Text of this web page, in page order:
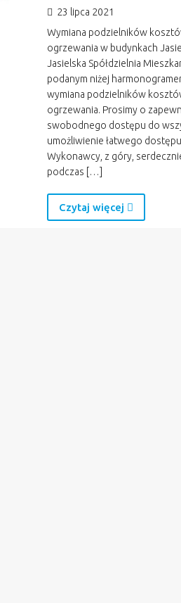
23 lipca 2021
Wymiana podzielników
ogrzewania w budynkach
Jasielska Spółdzielnia
podanym niżej
wymiana podzielników
ogrzewania. Prosimy o
swobodnego dostępu do
umożliwienie łatwego
Wykonawcy, z góry,
podczas […]
Czytaj więcej